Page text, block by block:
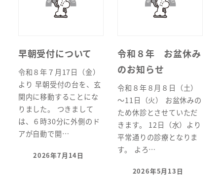
早朝受付について
令和８年７月17日（金）
より 早朝受付の台を、玄
関内に移動することにな
りました。 つきまして
は、６時30分に外側のド
アが自動で開…
投稿日
2026年7月14日
令和８年 お盆休み
のお知らせ
令和８年８月８日（土）
～11日（火） お盆休みの
ため休診とさせていただ
きます。 12日（水）より
平常通りの診療となりま
す。 よろ…
投稿日
2026年5月13日